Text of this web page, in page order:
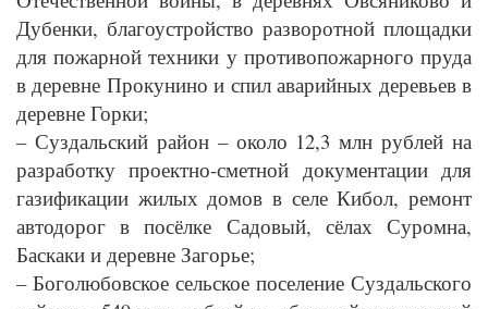
Дубенки, благоустройство разворотной площадки
для пожарной техники у противопожарного пруда
в деревне Прокунино и спил аварийных деревьев в
деревне Горки;
– Суздальский район – около 12,3 млн рублей на
разработку проектно-сметной документации для
газификации жилых домов в селе Кибол, ремонт
автодорог в посёлке Садовый, сёлах Суромна,
Баскаки и деревне Загорье;
– Боголюбовское сельское поселение Суздальского